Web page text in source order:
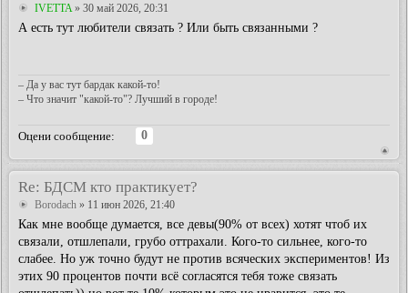
IVETTA » 30 май 2026, 20:31
А есть тут любители связать ? Или быть связанными ?
– Да у вас тут бардак какой-то!
– Что значит "какой-то"? Лучший в городе!
Оцени сообщение:
0
Re: БДСМ кто практикует?
Borodach » 11 июн 2026, 21:40
Как мне вообще думается, все девы(90% от всех) хотят чтоб их
связали, отшлепали, грубо оттрахали. Кого-то сильнее, кого-то
слабее. Но уж точно будут не против всяческих экспериментов! Из
этих 90 процентов почти всё согласятся тебя тоже связать